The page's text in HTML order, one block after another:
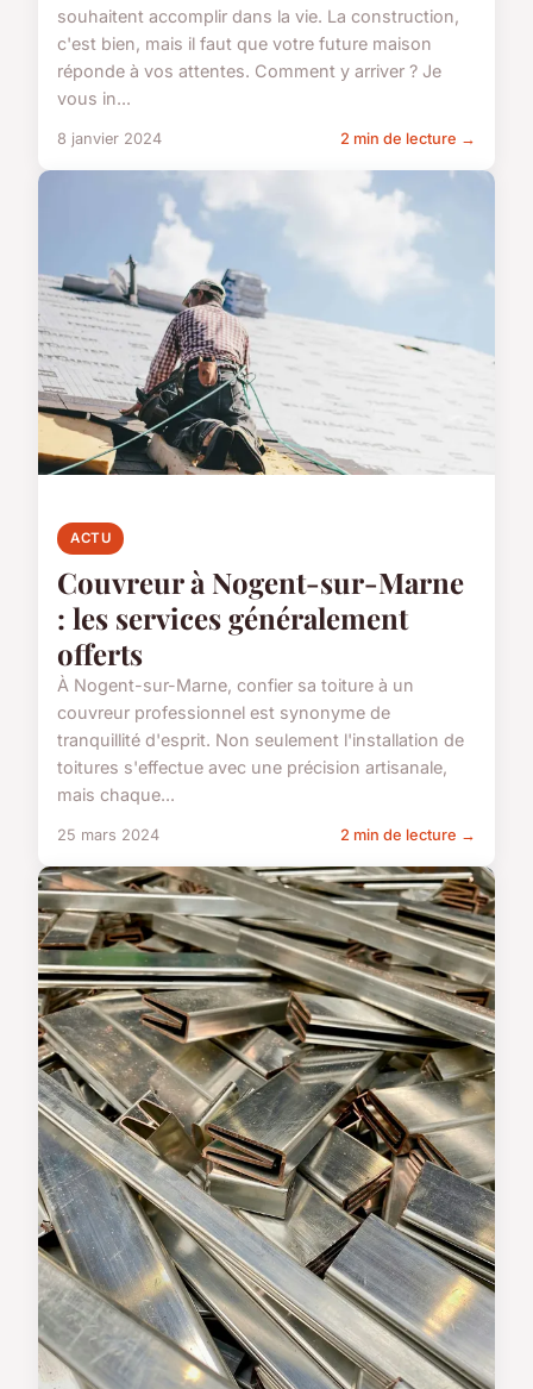
souhaitent accomplir dans la vie. La construction,
c'est bien, mais il faut que votre future maison
réponde à vos attentes. Comment y arriver ? Je
vous in...
8 janvier 2024 2 min de lecture →
ACTU
Couvreur à Nogent-sur-Marne
: les services généralement
offerts
À Nogent-sur-Marne, confier sa toiture à un
couvreur professionnel est synonyme de
tranquillité d'esprit. Non seulement l'installation de
toitures s'effectue avec une précision artisanale,
mais chaque...
25 mars 2024 2 min de lecture →